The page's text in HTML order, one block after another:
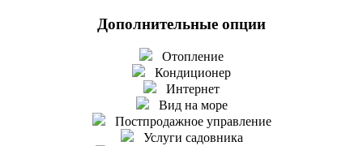
Дополнительные опции
Отопление
Кондиционер
Интернет
Вид на море
Постпродажное управление
Услуги садовника